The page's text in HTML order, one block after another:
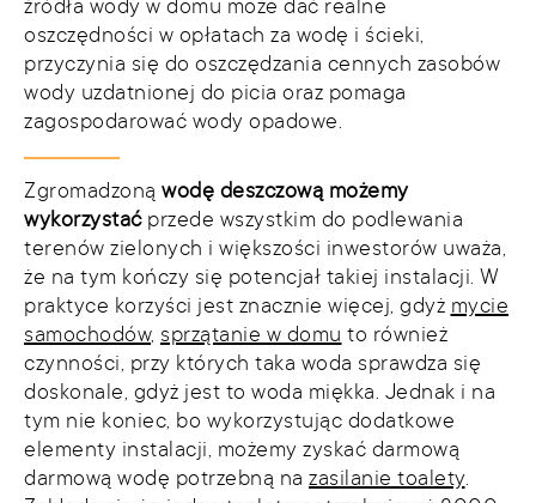
źródła wody w domu może dać realne
oszczędności w opłatach za wodę i ścieki,
przyczynia się do oszczędzania cennych zasobów
wody uzdatnionej do picia oraz pomaga
zagospodarować wody opadowe.
Zgromadzoną wodę deszczową możemy
wykorzystaćprzede wszystkim do podlewania
terenów zielonych i większości inwestorów uważa,
że na tym kończy się potencjał takiej instalacji. W
praktyce korzyści jest znacznie więcej, gdyż mycie
samochodów, sprzątanie w domu to również
czynności, przy których taka woda sprawdza się
doskonale, gdyż jest to woda miękka. Jednak i na
tym nie koniec, bo wykorzystując dodatkowe
elementy instalacji, możemy zyskać darmową
darmową wodę potrzebną na zasilanie toalety.